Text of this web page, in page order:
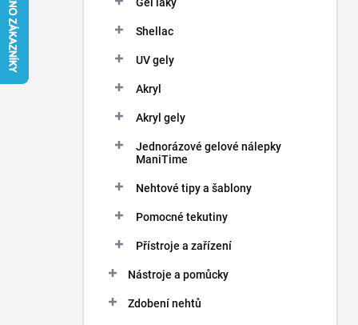
Shellac
UV gely
Akryl
Akryl gely
Jednorázové gelové nálepky
ManiTime
Nehtové tipy a šablony
Pomocné tekutiny
Přístroje a zařízení
Nástroje a pomůcky
Zdobení nehtů